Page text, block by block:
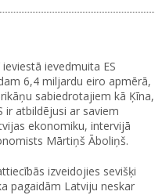
ievedmuita ES
6,4 miljardu eiro apmērā,
sabiedrotajiem kā Ķīna,
ir atbildējusi ar saviem
ekonomiku, intervijā
Mārtiņš Āboliņš.
izveidojies sevišķi
pagaidām Latviju neskar